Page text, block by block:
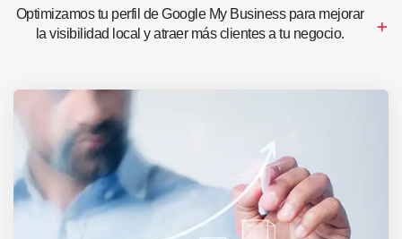
Optimizamos tu perfil de Google My Business para mejorar
la visibilidad local y atraer más clientes a tu negocio.